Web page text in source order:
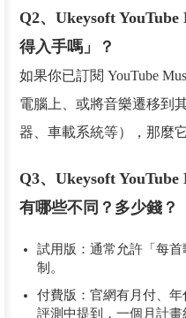
Q2、Ukeysoft
得入手嗎」？
如果你已訂閱 YouTube
電腦上、或將音樂遷移到
器、車載系統等），那麼
Q3、Ukeysoft
有哪些不同？多少錢？
試用版：通常允許「每
制。
付費版：官網有月付、
評測中提到，一個月計畫